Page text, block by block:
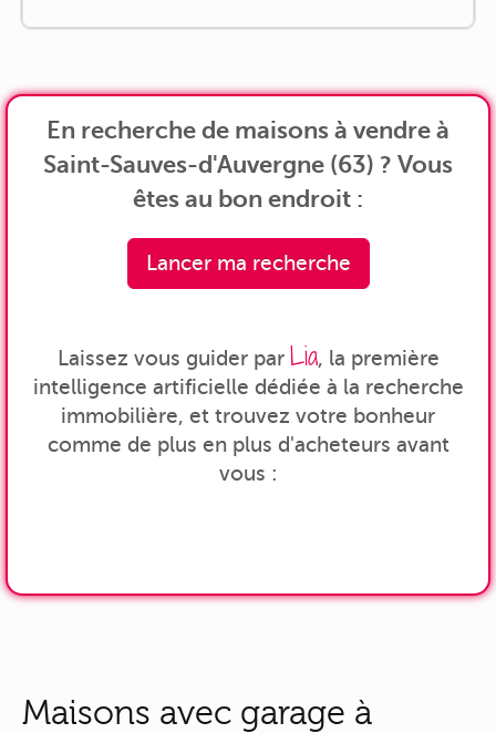
En recherche de maisons à vendre à
Saint-Sauves-d'Auvergne (63) ? Vous
êtes au bon endroit :
Lancer ma recherche
Laissez vous guider par Lia, la première
intelligence artificielle dédiée à la recherche
immobilière, et trouvez votre bonheur
comme de plus en plus d'acheteurs avant
vous :
Maisons avec garage à